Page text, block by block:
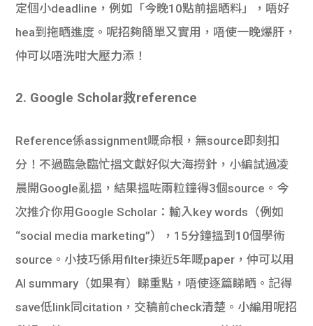
定個小deadline，例如「今晚10點前搵晒料」，唔好
hea到拖晒進度。呢招夠簡單又實用，唔使一晚爆肝，
仲可以唔洗咁大壓力添！
2. Google Scholar救reference
Reference係assignment嘅命根，無source即刻扣
分！不過臨急臨忙搵文獻好似大海撈針，小編試過凌
晨開Google亂搵，結果搵咗兩粒鐘得3個source。今
次推介你用Google Scholar：輸入key words（例如
“social media marketing”），15分鐘搵到10個學術
source。小技巧係用filter揀近5年嘅paper，仲可以用
AI summary（如果有）睇重點，唔使逐篇睇晒。記得
save低link同citation，交稿前check清楚。小編用呢招